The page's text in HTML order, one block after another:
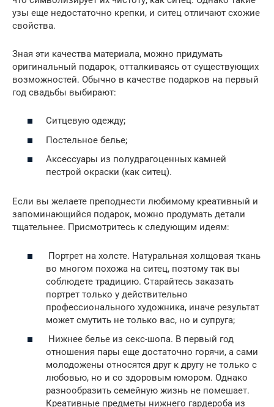
узы еще недостаточно крепки, и ситец отличают схожие
свойства.
Зная эти качества материала, можно придумать
оригинальный подарок, отталкиваясь от существующих
возможностей. Обычно в качестве подарков на первый
год свадьбы выбирают:
Ситцевую одежду;
Постельное белье;
Аксессуары из полудрагоценных камней
пестрой окраски (как ситец).
Если вы желаете преподнести любимому креативный и
запоминающийся подарок, можно продумать детали
тщательнее. Присмотритесь к следующим идеям:
Портрет на холсте. Натуральная холщовая ткань
во многом похожа на ситец, поэтому так вы
соблюдете традицию. Старайтесь заказать
портрет только у действительно
профессионального художника, иначе результат
может смутить не только вас, но и супруга;
Нижнее белье из секс-шопа. В первый год
отношения пары еще достаточно горячи, а сами
молодожены относятся друг к другу не только с
любовью, но и со здоровым юмором. Однако
разнообразить семейную жизнь не помешает.
Креативные предметы нижнего гардероба из